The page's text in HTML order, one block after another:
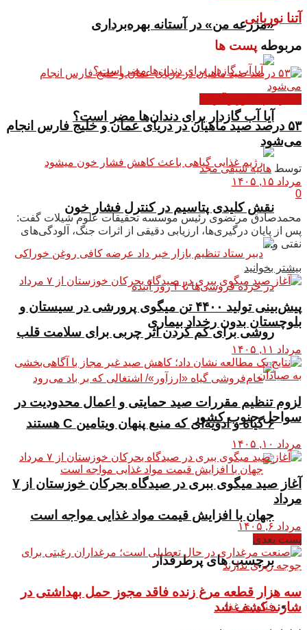
«مزرعه من» در آستانه بهره‌برداری
آیا آب گازدار برای دندان‌ها مضر است؟
نقش کلیدی پتاسیم در کنترل فشار خون
روشی برای کم کردن اثر چربی برای سلامت قلب
۶ گیاه و ادویه‌ای که منبع پنهان ویتامین C هستند
جهان با افزایش قیمت مواد غذایی مواجه است
برچسب های پرطرفدار
فناوری غذا
آتنا نوریانی
مربوطه پست ها
۵۳ درصد صید ماهیان در دریای عمان و خلیج فارس انجام
می‌شود
توسط هانیه سیفی مجد
مرداد ۱۵, ۱۴۰۵
0
محمدصادق مرتضوی رئیس موسسه تحقیقات علوم شیلات گفت:
پس از پایان درگیری‌ها، ارزیابی دقیقی از اثرات جنگ، آلودگی‌های
نفتی و...
بیشتر بخوانید
پیش‌بینی تولید ۴۴۰۰ تن میگوی پرورشی در سیستان و
بلوچستان بدون رخداد بیماری
مرداد ۱۱, ۱۴۰۵
لزوم تنظیم مقررات صید حمایتی و اعمال محدودیت‌ در
سواحل جنوب کشور
مرداد ۱۰, ۱۴۰۵
آغاز صید میگوی ببری در صیدگاه بحرکان خوزستان از ۷
مرداد
مرداد ۶, ۱۴۰۵
پست بعدی
سه هزار قطعه مرغ زنده فاقد مجوز حمل بهداشتی در
شازند کشف شد